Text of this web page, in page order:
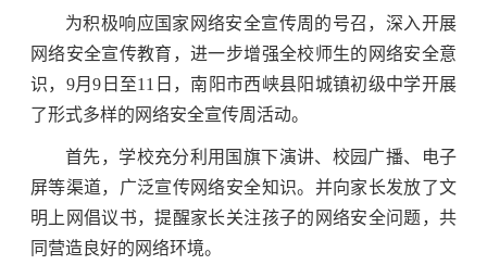
为积极响应国家网络安全宣传周的号召，深入开展
网络安全宣传教育，进一步增强全校师生的网络安全意
识，9月9日至11日，南阳市西峡县阳城镇初级中学开展
了形式多样的网络安全宣传周活动。
首先，学校充分利用国旗下演讲、校园广播、电子
屏等渠道，广泛宣传网络安全知识。并向家长发放了文
明上网倡议书，提醒家长关注孩子的网络安全问题，共
同营造良好的网络环境。